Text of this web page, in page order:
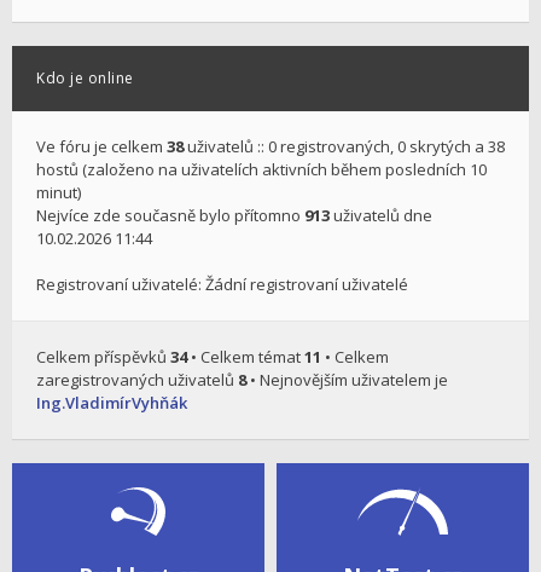
Kdo je online
Ve fóru je celkem 38uživatelů :: 0 registrovaných, 0 skrytých a 38
hostů (založeno na uživatelích aktivních během posledních 10
minut)
Nejvíce zde současně bylo přítomno 913uživatelů dne
10.02.2026 11:44
Registrovaní uživatelé: Žádní registrovaní uživatelé
Celkem příspěvků 34• Celkem témat11 • Celkem
zaregistrovaných uživatelů 8• Nejnovějším uživatelem je
Ing.VladimírVyhňák